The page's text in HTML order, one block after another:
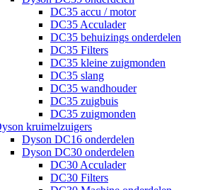
DC35 accu / motor
DC35 Acculader
DC35 behuizings onderdelen
DC35 Filters
DC35 kleine zuigmonden
DC35 slang
DC35 wandhouder
DC35 zuigbuis
DC35 zuigmonden
kruimelzuigers
Dyson DC16 onderdelen
Dyson DC30 onderdelen
DC30 Acculader
DC30 Filters